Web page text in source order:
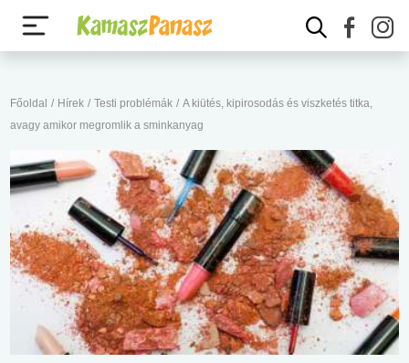
Főoldal / Hírek / Testi problémák / A kiütés, kipirosodás és viszketés titka,
avagy amikor megromlik a sminkanyag